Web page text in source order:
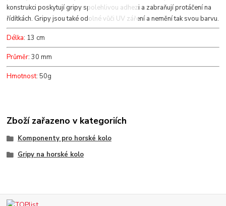
konstrukci poskytují gripy spolehlivou adhezi a zabraňují protáčení na
řídítkách. Gripy jsou také odolné vůči UV záření a nemění tak svou barvu.
Délka: 13 cm
Průměr: 30 mm
Hmotnost: 50g
Zboží zařazeno v kategoriích
Komponenty pro horské kolo
Gripy na horské kolo